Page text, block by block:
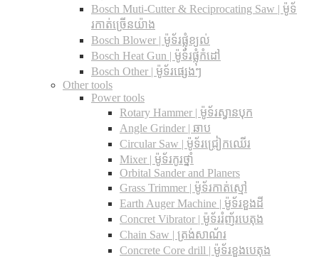
Bosch Muti-Cutter & Reciprocating Saw​ | ម៉ូទ័
រកាត់ច្រើនយ៉ាង
Bosch Blower | ម៉ូទ័រផ្លុំខ្យល់
Bosch Heat Gun | ម៉ូទ័រផ្លុំកំដៅ
Bosch Other | ម៉ូទ័រផ្សេងៗ
Other tools
Power tools
Rotary Hammer | ម៉ូទ័រស្វានបុក
Angle Grinder | ឆាប
Circular Saw​ | ម៉ូទ័រជ្រៀកឈើរ
Mixer | ម៉ូទ័រកូរថ្នាំ
Orbital Sander and Planers
Grass Trimmer | ម៉ូទ័រកាត់ស្មៅ
Earth Auger Machine | ម៉ូទ័រខួងដី
Concret Vibrator | ម៉ូទ័ររំញ័របេតុង
Chain Saw | ត្រង់សាណ័រ
Concrete Core drill | ម៉ូទ័រខួងបេតុង